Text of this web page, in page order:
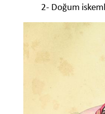
2- Doğum